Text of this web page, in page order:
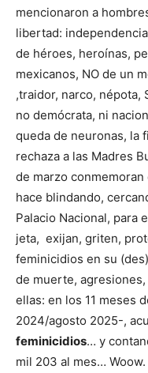
mencionaron a
libertad:
de héroes, heroínas,
mexicanos, NO de un
,traidor, narco, népota,
no demócrata, ni
queda de neuronas, la
rechaza a las Madres
de marzo
hace blindando,
Palacio Nacional, para
jeta, exijan, griten,
feminicidios en su
de muerte,
ellas: en los 11 meses
2024/agosto 2025-,
feminicidios… y
mil 203 al mes… Woow.